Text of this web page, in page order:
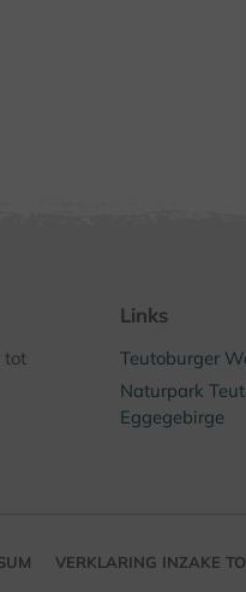
tot
Links
Teutoburger
Naturpark
Eggegebirge
VERKLARING INZAKE